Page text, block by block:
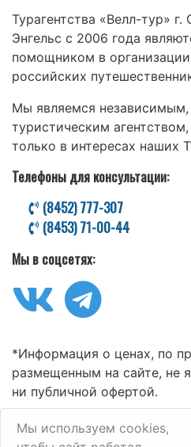
Турагентства «Велл-тур»
Энгельс с 2006 года
помощником в
российских
Мы являемся
туристическим
только в интересах наших
Телефоны для консультации:
(8452) 777-307
(8453) 71-00-44
Мы в соцсетях:
*Информация о ценах, по
размещенным на сайте, не
ни публичной офертой.
Мы используем cookies,